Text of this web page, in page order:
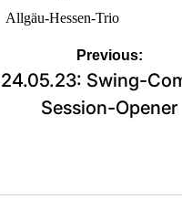
Allgäu-Hessen-Trio
Previous:
Swing-
Session-Opener